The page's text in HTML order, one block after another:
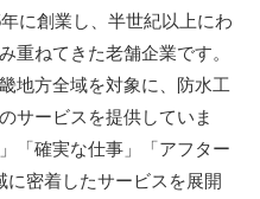
に創業し、半世紀以上にわ
重ねてきた老舗企業です。
地方全域を対象に、防水工
サービスを提供していま
「確実な仕事」「アフター
に密着したサービスを展開